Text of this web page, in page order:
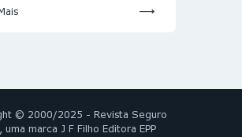
© 2000/2025 - Revista Seguro
uma marca J F Filho Editora EPP